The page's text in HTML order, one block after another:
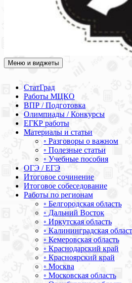
Академия СОВА
Подготовка к ЕГЭ, ОГЭ, ВПР,
Меню и виджеты
СтатГрад
Работы МЦКО
ВПР / Подготовка
Олимпиады / Конкурсы
ЕГКР работы
Материалы и статьи
◦ Разговоры о важном
◦ Полезные статьи
◦ Учебные пособия
ОГЭ / ЕГЭ
Итоговое сочинение
Итоговое собеседование
Работы по регионам
◦ Белгородская область
◦ Дальний Восток
◦ Иркутская область
◦ Калининградская
◦ Кемеровская область
◦ Краснодарский край
◦ Красноярский край
◦ Москва
◦ Московская область